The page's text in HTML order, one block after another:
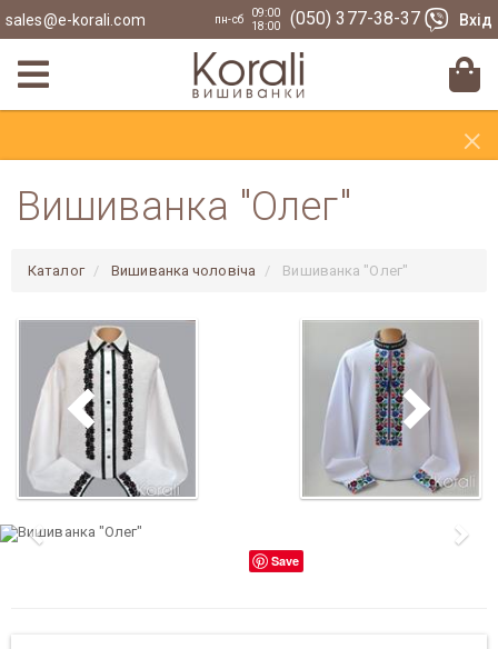
sales@e-korali.com пн-сб
09:00
18:00
(050) 377-38-37 Вхід
×
Вишиванка "Олег"
Каталог Вишиванка чоловіча Вишиванка "Олег"
Previous
Save